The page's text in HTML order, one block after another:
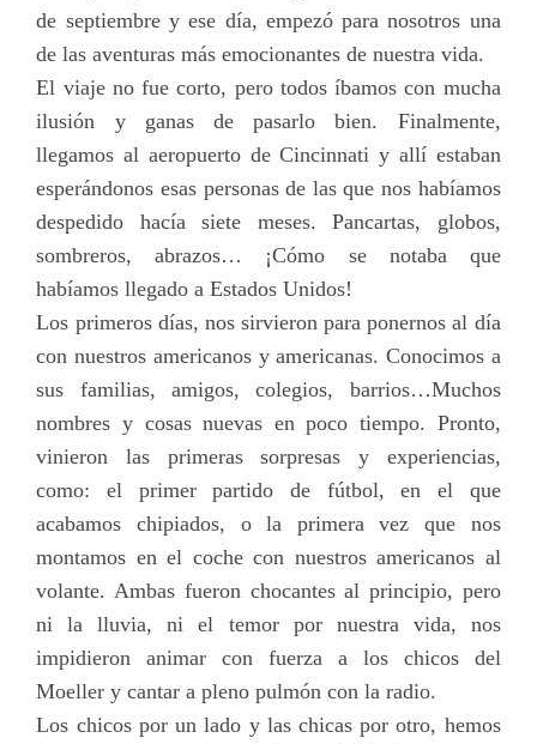
de septiembre y ese día, empezó para nosotros una
de las aventuras más emocionantes de nuestra vida.
El viaje no fue corto, pero todos íbamos con mucha
ilusión y ganas de pasarlo bien. Finalmente,
llegamos al aeropuerto de Cincinnati y allí estaban
esperándonos esas personas de las que nos habíamos
despedido hacía siete meses. Pancartas, globos,
sombreros, abrazos… ¡Cómo se notaba que
habíamos llegado a Estados Unidos!
Los primeros días, nos sirvieron para ponernos al día
con nuestros americanos y americanas. Conocimos a
sus familias, amigos, colegios, barrios…Muchos
nombres y cosas nuevas en poco tiempo. Pronto,
vinieron las primeras sorpresas y experiencias,
como: el primer partido de fútbol, en el que
acabamos chipiados, o la primera vez que nos
montamos en el coche con nuestros americanos al
volante. Ambas fueron chocantes al principio, pero
ni la lluvia, ni el temor por nuestra vida, nos
impidieron animar con fuerza a los chicos del
Moeller y cantar a pleno pulmón con la radio.
Los chicos por un lado y las chicas por otro, hemos